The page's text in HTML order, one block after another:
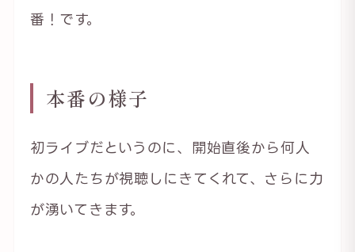
番！です。
本番の様子
初ライブだというのに、開始直後から何人
かの人たちが視聴しにきてくれて、さらに力
が湧いてきます。